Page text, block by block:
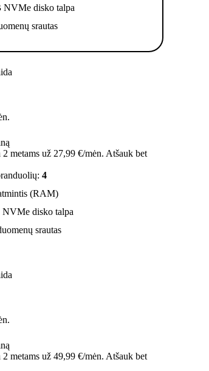
NVMe disko talpa
srautas
2 metams už 27,99 €/mėn. Atšauk bet
4
(RAM)
NVMe disko talpa
srautas
2 metams už 49,99 €/mėn. Atšauk bet